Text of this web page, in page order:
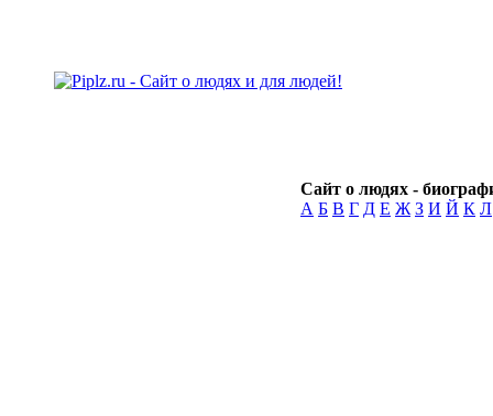
Сайт о людях -
А Б В Г Д Е Ж З И Й К Л